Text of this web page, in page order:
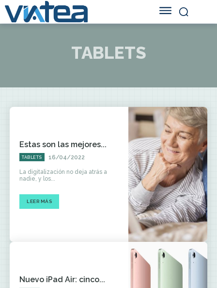
TABLETS
Estas son las mejores...
TABLETS 16/04/2022
La digitalización no deja atrás a
nadie, y los...
LEER MÁS
Nuevo iPad Air: cinco...